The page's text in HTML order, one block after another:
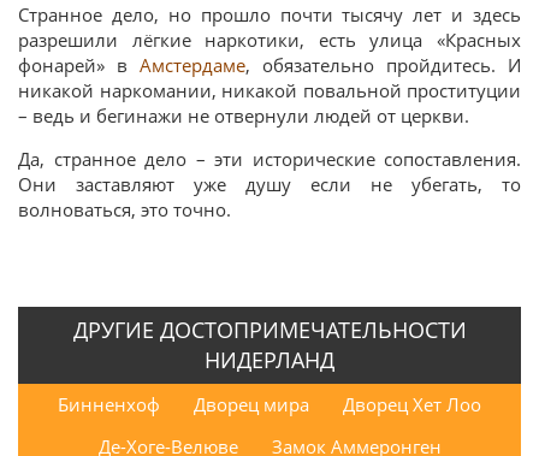
Странное дело, но прошло почти тысячу лет и здесь
разрешили лёгкие наркотики, есть улица «Красных
фонарей» в Амстердаме, обязательно пройдитесь. И
никакой наркомании, никакой повальной проституции
– ведь и бегинажи не отвернули людей от церкви.
Да, странное дело – эти исторические сопоставления.
Они заставляют уже душу если не убегать, то
волноваться, это точно.
ДРУГИЕ ДОСТОПРИМЕЧАТЕЛЬНОСТИ
НИДЕРЛАНД
Бинненхоф Дворец мира
Дворец Хет Лоо
Де-Хоге-Велюве
Замок Аммеронген